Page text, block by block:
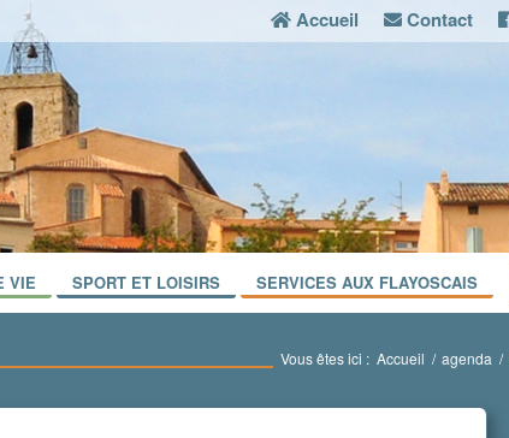
Accueil Contact
VIE SPORT ET LOISIRS SERVICES AUX FLAYOSCAIS
Vous êtes ici : Accueil / agenda /